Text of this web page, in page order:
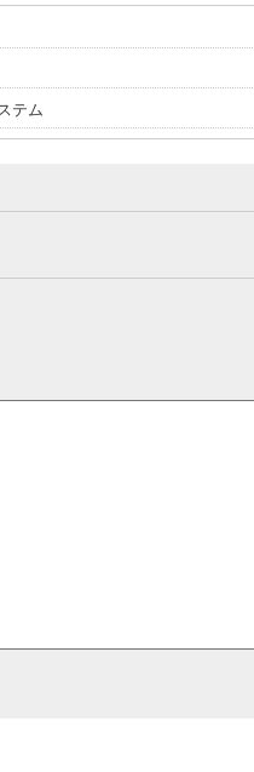
テム